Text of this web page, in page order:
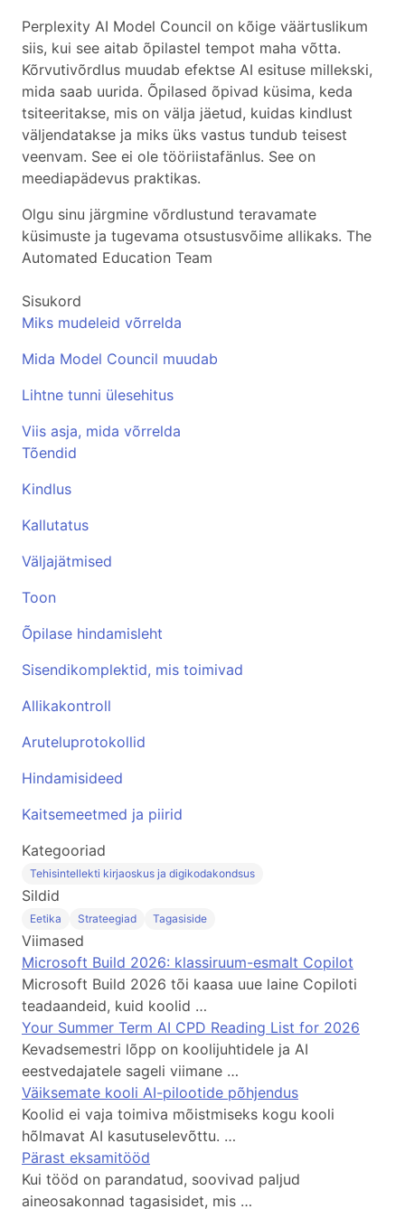
Perplexity AI Model Council on kõige väärtuslikum
siis, kui see aitab õpilastel tempot maha võtta.
Kõrvutivõrdlus muudab efektse AI esituse millekski,
mida saab uurida. Õpilased õpivad küsima, keda
tsiteeritakse, mis on välja jäetud, kuidas kindlust
väljendatakse ja miks üks vastus tundub teisest
veenvam. See ei ole tööriistafänlus. See on
meediapädevus praktikas.
Olgu sinu järgmine võrdlustund teravamate
küsimuste ja tugevama otsustusvõime allikaks. The
Automated Education Team
Sisukord
Miks mudeleid võrrelda
Mida Model Council muudab
Lihtne tunni ülesehitus
Viis asja, mida võrrelda
Tõendid
Kindlus
Kallutatus
Väljajätmised
Toon
Õpilase hindamisleht
Sisendikomplektid, mis toimivad
Allikakontroll
Aruteluprotokollid
Hindamisideed
Kaitsemeetmed ja piirid
Kategooriad
Tehisintellekti kirjaoskus ja digikodakondsus
Sildid
Eetika Strateegiad Tagasiside
Viimased
Microsoft Build 2026: klassiruum-esmalt Copilot
Microsoft Build 2026 tõi kaasa uue laine Copiloti
teadaandeid, kuid koolid …
Your Summer Term AI CPD Reading List for 2026
Kevadsemestri lõpp on koolijuhtidele ja AI
eestvedajatele sageli viimane …
Väiksemate kooli AI-pilootide põhjendus
Koolid ei vaja toimiva mõistmiseks kogu kooli
hõlmavat AI kasutuselevõttu. …
Pärast eksamitööd
Kui tööd on parandatud, soovivad paljud
aineosakonnad tagasisidet, mis …